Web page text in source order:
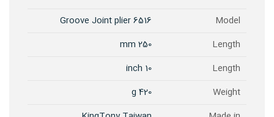
Model
Groove Joint plier 6516
Length
250 mm
Length
10 inch
Weight
420 g